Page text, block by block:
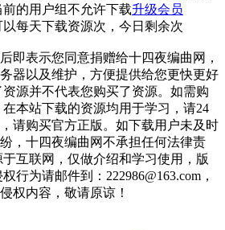
前的用户组不允许下载升级会员
以每天下载资源次，今日剩余次
即表示您同意捐赠给十四夜编曲网，
器以及维护，方便提供给您更快更好
源并不代表您购买了资源。如需购
本站下载的资源均用于学习，请24
请购买官方正版。如下载用户未及时
，十四夜编曲网不承担任何法律责
互联网，仅做介绍和学习使用，版
行为请邮件到：222986@163.com，
权内容，敬请原谅！